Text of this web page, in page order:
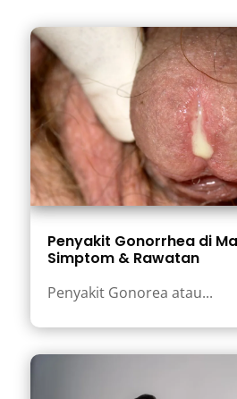
Penyakit Gonorrhea di
Simptom & Rawatan
Penyakit Gonorea atau...